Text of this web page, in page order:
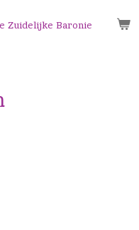
Zuidelijke Baronie